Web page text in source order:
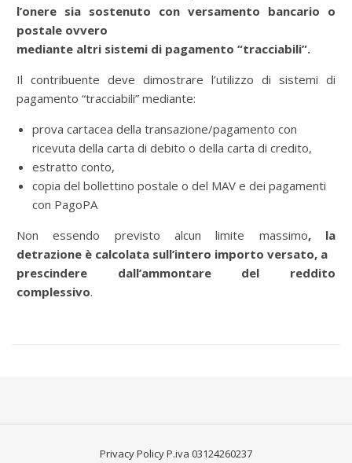
l’onere sia sostenuto con versamento bancario o
postale ovvero
mediante altri sistemi di pagamento “tracciabili”.
Il contribuente deve dimostrare l’utilizzo di sistemi di
pagamento “tracciabili” mediante:
prova cartacea della transazione/pagamento con
ricevuta della carta di debito o della carta di credito,
estratto conto,
copia del bollettino postale o del MAV e dei pagamenti
con PagoPA
Non essendo previsto alcun limite massimo, la
detrazione è calcolata sull’intero importo versato, a
prescindere dall’ammontare del reddito
complessivo.
Privacy PolicyP.iva 03124260237